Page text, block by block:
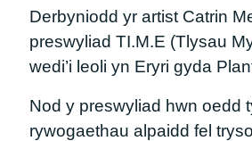
Derbyniodd yr artist Catrin
preswyliad TI.M.E (Tlysau
wedi’i leoli yn Eryri gyda
Nod y preswyliad hwn oedd
rywogaethau alpaidd fel